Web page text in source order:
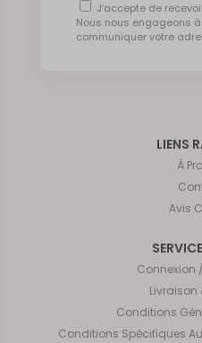
LIENS
À
Avis
Connexion
Livraison
Conditions
Conditions Spécifiques
J’accepte de
Nous nous engageons
communiquer votre